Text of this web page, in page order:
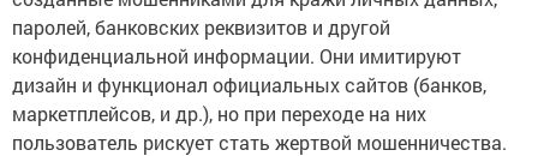
паролей, банковских реквизитов и другой
конфиденциальной информации. Они имитируют
дизайн и функционал официальных сайтов (банков,
маркетплейсов, и др.), но при переходе на них
пользователь рискует стать жертвой мошенничества.